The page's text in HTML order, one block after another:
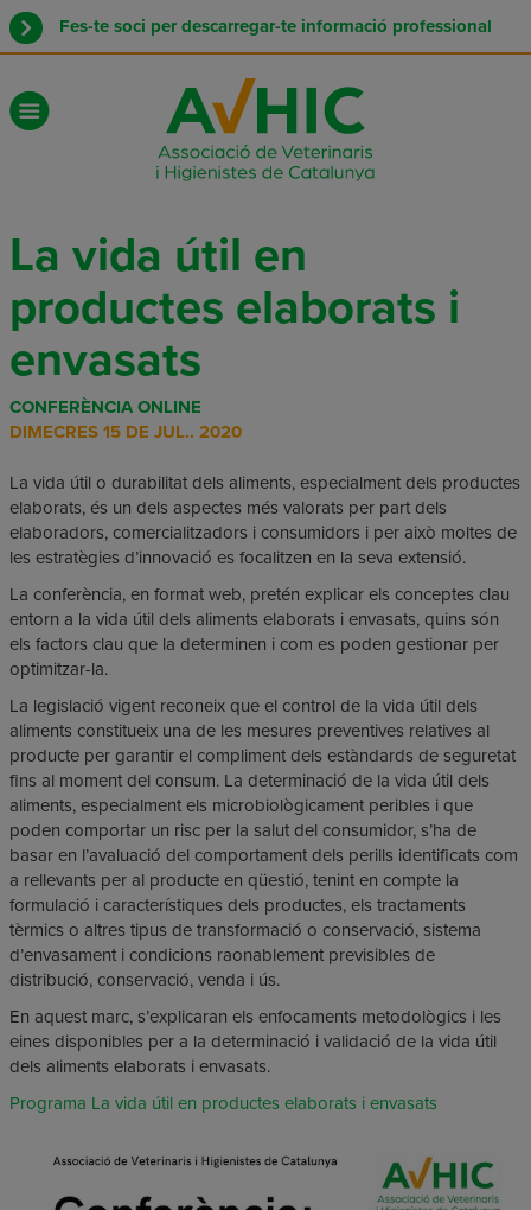
Fes-te soci per descarregar-te informació professional
La vida útil en
productes elaborats i
envasats
CONFERÈNCIA ONLINE
DIMECRES 15 DE JUL.. 2020
La vida útil o durabilitat dels aliments, especialment dels productes
elaborats, és un dels aspectes més valorats per part dels
elaboradors, comercialitzadors i consumidors i per això moltes de
les estratègies d’innovació es focalitzen en la seva extensió.
La conferència, en format web, pretén explicar els conceptes clau
entorn a la vida útil dels aliments elaborats i envasats, quins són
els factors clau que la determinen i com es poden gestionar per
optimitzar-la.
La legislació vigent reconeix que el control de la vida útil dels
aliments constitueix una de les mesures preventives relatives al
producte per garantir el compliment dels estàndards de seguretat
fins al moment del consum. La determinació de la vida útil dels
aliments, especialment els microbiològicament peribles i que
poden comportar un risc per la salut del consumidor, s’ha de
basar en l’avaluació del comportament dels perills identificats com
a rellevants per al producte en qüestió, tenint en compte la
formulació i característiques dels productes, els tractaments
tèrmics o altres tipus de transformació o conservació, sistema
d’envasament i condicions raonablement previsibles de
distribució, conservació, venda i ús.
En aquest marc, s’explicaran els enfocaments metodològics i les
eines disponibles per a la determinació i validació de la vida útil
dels aliments elaborats i envasats.
Programa La vida útil en productes elaborats i envasats